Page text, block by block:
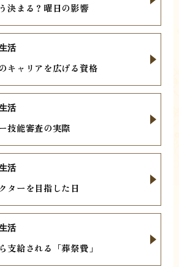
決まる？曜日の影響
キャリアを広げる資格
活
技能審査の実際
活
ターを目指した日
活
支給される「葬祭費」
活